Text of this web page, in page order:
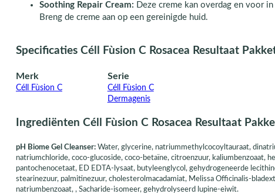
Soothing Repair Cream: Deze creme kan overdag en voor
Breng de creme aan op een gereinigde huid.
Specificaties Céll Fùsion C Rosacea Resultaat
Merk
Céll Fùsion C
Serie
Céll Fùsion C
Dermagenis
Ingrediënten Céll Fùsion C Rosacea Resultaat
pH Biome Gel Cleanser:Water, glycerine, natriummethylcocoyltauraat,
natriumchloride, coco-glucoside, coco-betaïne, citroenzuur, kaliumbenzoaat,
pantochenocetaat, ED EDTA-lysaat, butyleenglycol, gehydrogeneerde
stearinezuur, palmitinezuur, cholesterolmacadamiat, Melissa Officinalis-
natriumbenzoaat, , Sacharide-isomeer, gehydrolyseerd lupine-eiwit.